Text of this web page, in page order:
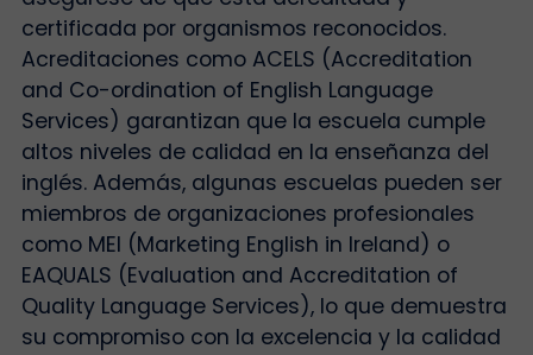
certificada por organismos reconocidos.
Acreditaciones como ACELS (Accreditation
and Co-ordination of English Language
Services) garantizan que la escuela cumple
altos niveles de calidad en la enseñanza del
inglés. Además, algunas escuelas pueden ser
miembros de organizaciones profesionales
como MEI (Marketing English in Ireland) o
EAQUALS (Evaluation and Accreditation of
Quality Language Services), lo que demuestra
su compromiso con la excelencia y la calidad